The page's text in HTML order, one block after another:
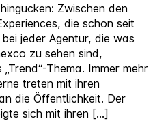
Zwischen den
die schon seit
jeder Agentur, die was
zu sehen sind,
Thema. Immer mehr
treten mit ihren
die Öffentlichkeit. Der
sich mit ihren […]